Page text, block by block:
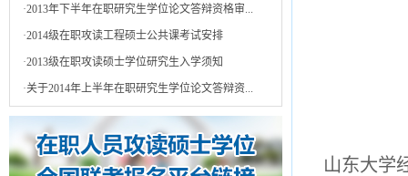
·2013年下半年在职研究生学位论文答辩资格审...
·2014级在职攻读工程硕士公共课考试安排
·2013级在职攻读硕士学位研究生入学须知
·关于2014年上半年在职研究生学位论文答辩资...
山东大学